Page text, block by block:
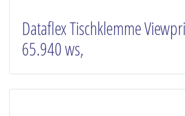
Dataflex Tischklemme
65.940 ws,